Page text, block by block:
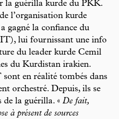
la guérilla kurde du PKK.
l’organisation kurde
gagné la confiance du
lui fournissant une info
du leader kurde Cemil
du Kurdistan irakien.
en réalité tombés dans
orchestré. Depuis, ils se
de la guérilla. « De fait,
à présent de sources